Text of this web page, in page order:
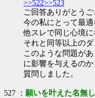
>>522>>523
ご回答ありがとうご
今の私にとって最適
他スレで同じ心境
それと同等以上の
このような問題が
に影響を与えるの
質問しました。
527 ： 願いを叶えた名無